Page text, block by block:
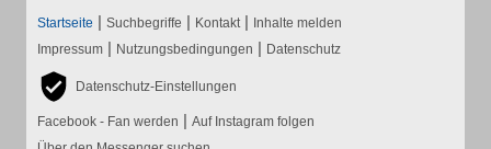
Startseite | Suchbegriffe | Kontakt | Inhalte melden
Impressum | Nutzungsbedingungen | Datenschutz
Datenschutz-Einstellungen
Facebook - Fan werden | Auf Instagram folgen